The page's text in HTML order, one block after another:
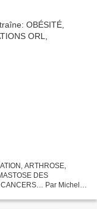
ARTHROSE,
DES
CANCERS… Par Michel